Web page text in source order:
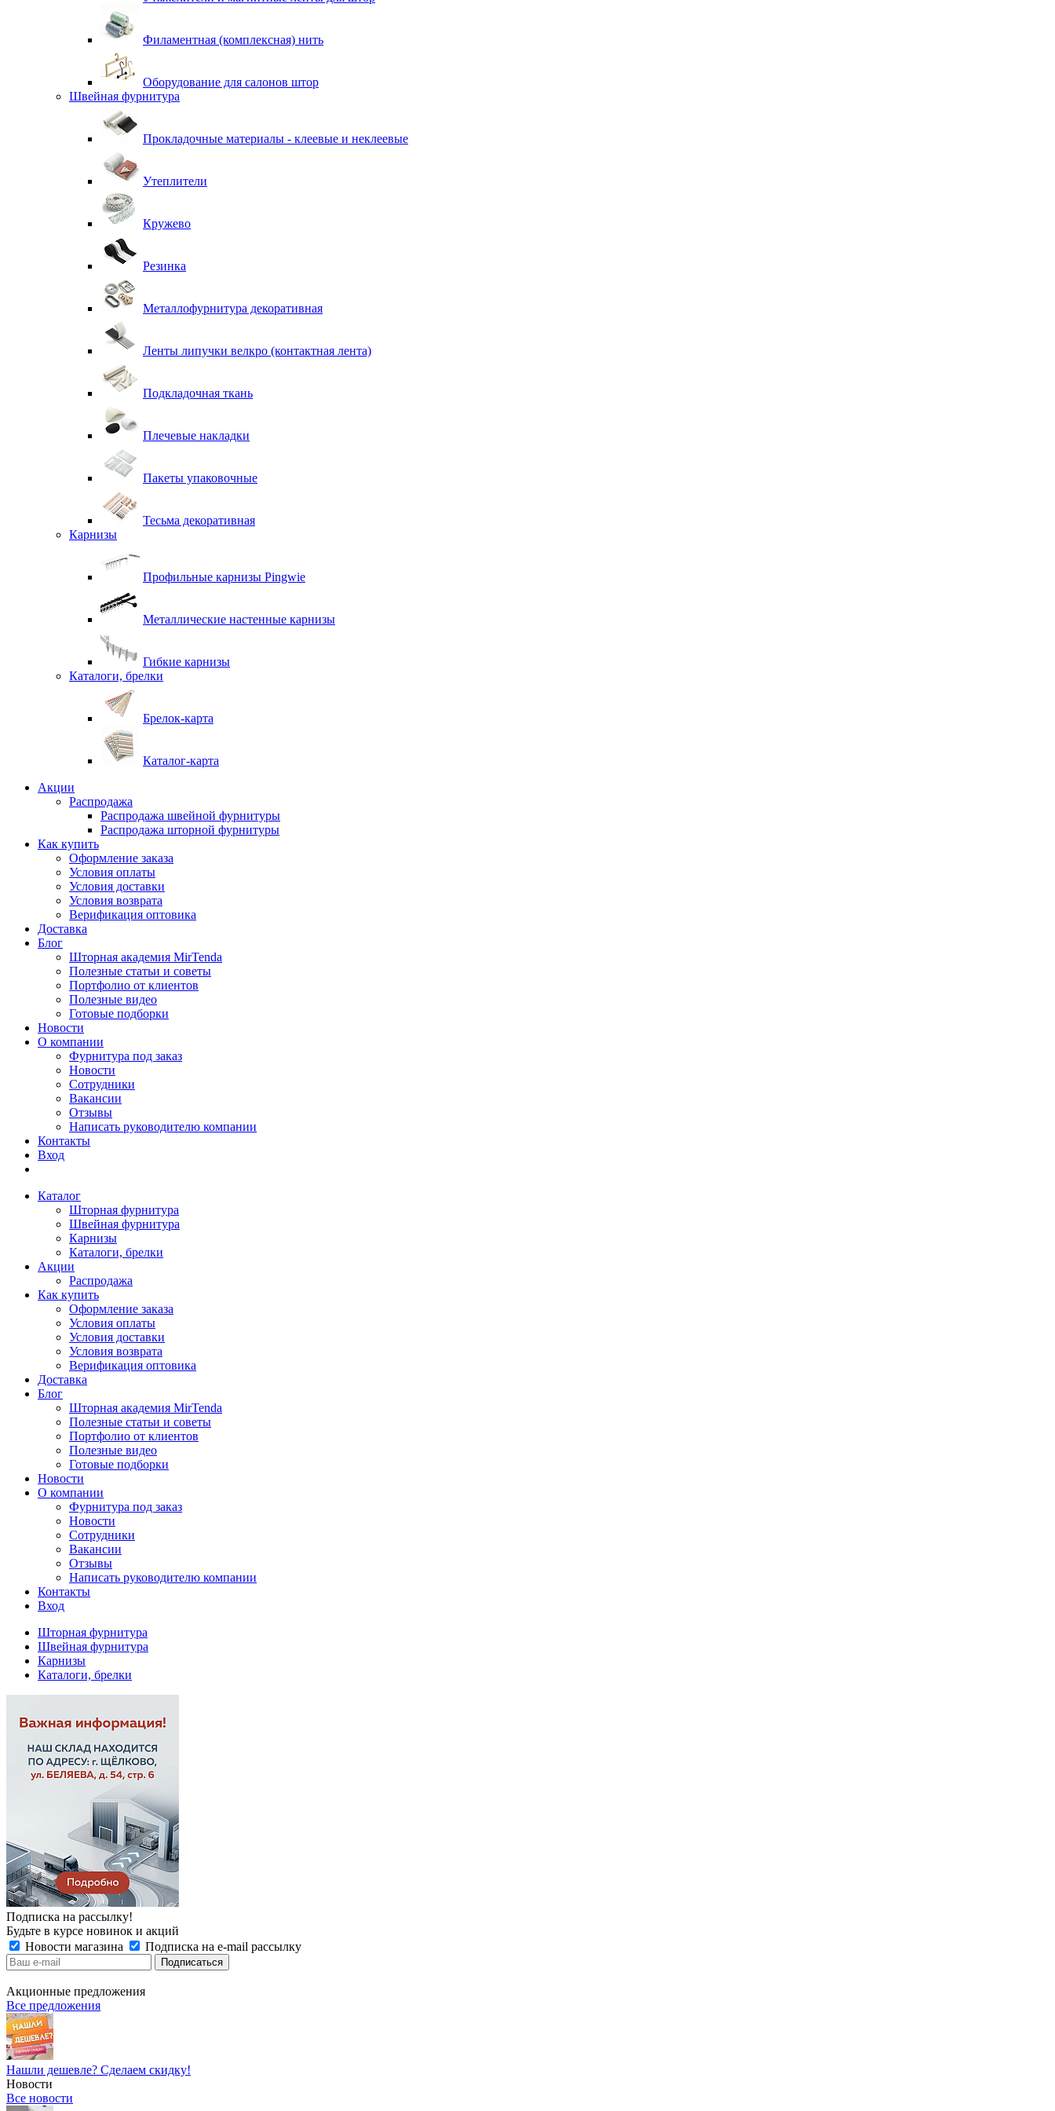
Филаментная (комплексная) нить
Оборудование для салонов штор
Швейная фурнитура
Прокладочные материалы - клеевые и неклеевые
Утеплители
Кружево
Резинка
Металлофурнитура декоративная
Ленты липучки велкро (контактная лента)
Подкладочная ткань
Плечевые накладки
Пакеты упаковочные
Тесьма декоративная
Карнизы
Профильные карнизы Pingwie
Металлические настенные карнизы
Гибкие карнизы
Каталоги, брелки
Брелок-карта
Каталог-карта
Акции
Распродажа
Распродажа швейной фурнитуры
Распродажа шторной фурнитуры
Как купить
Оформление заказа
Условия оплаты
Условия доставки
Условия возврата
Верификация оптовика
Доставка
Блог
Шторная академия MirTenda
Полезные статьи и советы
Портфолио от клиентов
Полезные видео
Готовые подборки
Новости
О компании
Фурнитура под заказ
Новости
Сотрудники
Вакансии
Отзывы
Написать руководителю компании
Контакты
Вход
Каталог
Шторная фурнитура
Швейная фурнитура
Карнизы
Каталоги, брелки
Акции
Распродажа
Как купить
Оформление заказа
Условия оплаты
Условия доставки
Условия возврата
Верификация оптовика
Доставка
Блог
Шторная академия MirTenda
Полезные статьи и советы
Портфолио от клиентов
Полезные видео
Готовые подборки
Новости
О компании
Фурнитура под заказ
Новости
Сотрудники
Вакансии
Отзывы
Написать руководителю компании
Контакты
Вход
Шторная фурнитура
Швейная фурнитура
Карнизы
Каталоги, брелки
Подписка на рассылку!
Будьте в курсе новинок и акций
Новости магазина
Подписка на e-mail рассылку
Акционные предложения
Все предложения
Нашли дешевле? Сделаем скидку!
Новости
Все новости